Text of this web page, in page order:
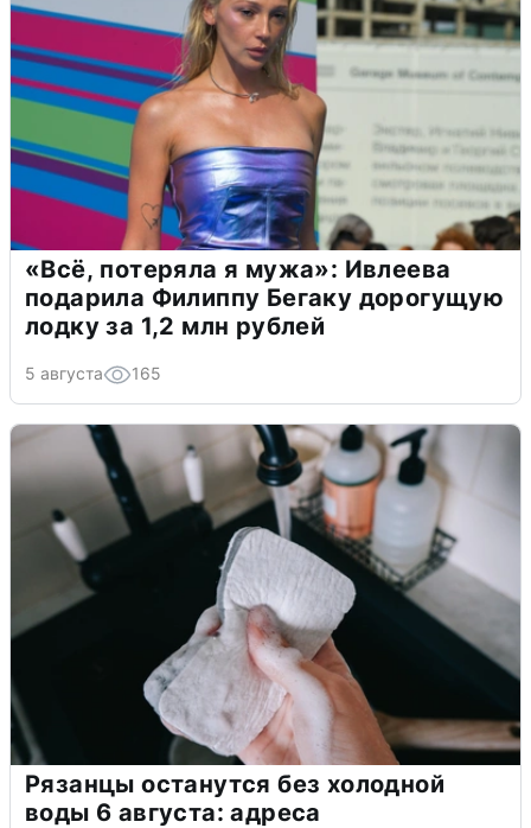
«Всё, потеряла я мужа»: Ивлеева
подарила Филиппу Бегаку дорогущую
лодку за 1,2 млн рублей
5 августа 165
Рязанцы останутся без холодной
воды 6 августа: адреса